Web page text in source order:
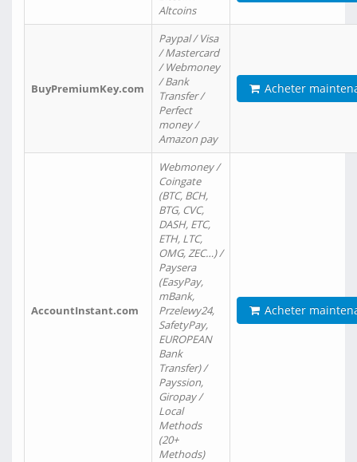
Altcoins
BuyPremiumKey.com
Paypal / Visa
/ Mastercard
/ Webmoney
/ Bank
Transfer /
Perfect
money /
Amazon pay
Acheter
AccountInstant.com
Webmoney /
Coingate
(BTC, BCH,
BTG, CVC,
DASH, ETC,
ETH, LTC,
OMG, ZEC…) /
Paysera
(EasyPay,
mBank,
Przelewy24,
SafetyPay,
EUROPEAN
Bank
Transfer) /
Payssion,
Giropay /
Local
Methods
(20+
Methods)
Acheter